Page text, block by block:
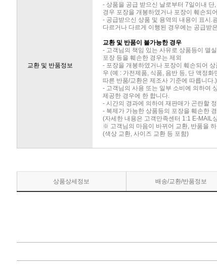
교환 및 반품정보
- 상품을 공급 받으신 날로부터 7일이내 단,
경우 포장을 개봉하였거나 포장이 훼손되
- 공급받으신 상품 및 용역의 내용이 표시.
다르거나 다르게 이행된 경우에는 공급받
교환 및 반품이 불가능한 경우
- 고객님의 책임 있는 사유로 상품등이 멸
포장 등을 훼손한 경우는 제외
- 포장을 개봉하였거나 포장이 훼손되어
우 (예 : 가전제품, 식품, 음반 등, 단 액정
따른 반품/교환은 제조사 기준에 따릅니다.)
- 고객님의 사용 또는 일부 소비에 의하여
제공한 경우에 한 합니다.
- 시간의 경과에 의하여 재판매가 곤란할
- 복제가 가능한 상품등의 포장을 훼손한
(자세한 내용은 고객만족센터 1:1 E-MAIL
※ 고객님의 마음이 바뀌어 교환, 반품을
(색상 교환, 사이즈 교환 등 포함)
상품상세정보 배송/교환/반품정보